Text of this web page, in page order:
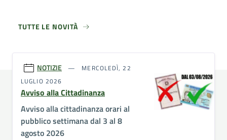
TUTTE LE NOVITÀ
NOTIZIE
MERCOLEDÌ, 22
LUGLIO 2026
Avviso alla Cittadinanza
Avviso alla cittadinanza orari al
pubblico settimana dal 3 al 8
agosto 2026